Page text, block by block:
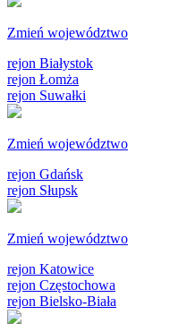
Zmień województwo
rejon Białystok
rejon Łomża
rejon Suwałki
Zmień województwo
rejon Gdańsk
rejon Słupsk
Zmień województwo
rejon Katowice
rejon Częstochowa
rejon Bielsko-Biała